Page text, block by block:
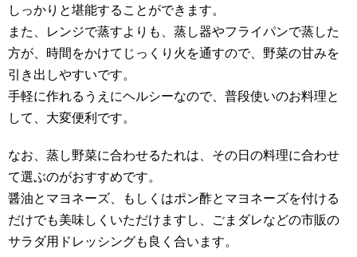
しっかりと堪能することができます。
また、レンジで蒸すよりも、蒸し器やフライパンで蒸した
方が、時間をかけてじっくり火を通すので、野菜の甘みを
引き出しやすいです。
手軽に作れるうえにヘルシーなので、普段使いのお料理と
して、大変便利です。
なお、蒸し野菜に合わせるたれは、その日の料理に合わせ
て選ぶのがおすすめです。
醤油とマヨネーズ、もしくはポン酢とマヨネーズを付ける
だけでも美味しくいただけますし、ごまダレなどの市販の
サラダ用ドレッシングも良く合います。